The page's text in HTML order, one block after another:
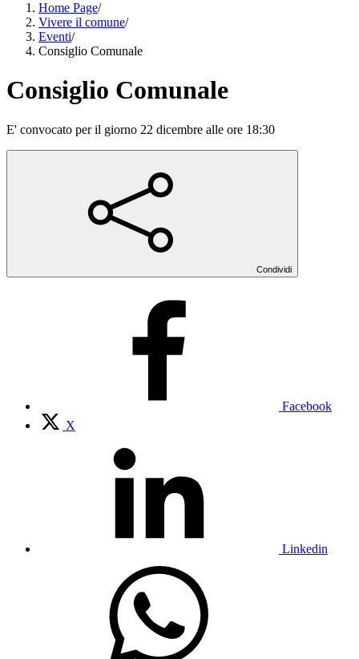
Home Page/
Vivere il comune/
Eventi/
Consiglio Comunale
Consiglio Comunale
E' convocato per il giorno 22 dicembre alle ore 18:30
Condividi
Facebook
X
Linkedin